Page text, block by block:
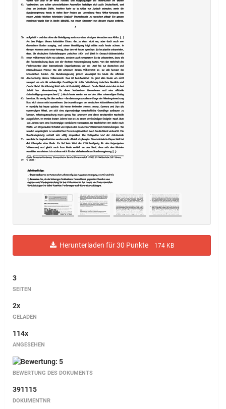
Herunterladen für 30 Punkte 174 KB
3
SEITEN
2x
GELADEN
114x
ANGESEHEN
BEWERTUNG DES DOKUMENTS
391115
DOKUMENTNR